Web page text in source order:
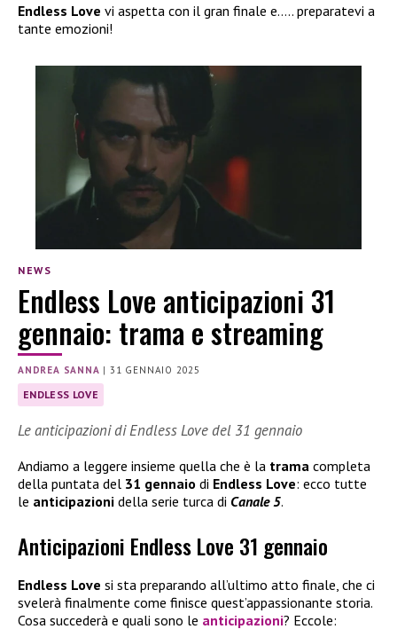
Endless Love vi aspetta con il gran finale e….. preparatevi a
tante emozioni!
NEWS
Endless Love anticipazioni 31
gennaio: trama e streaming
ANDREA SANNA |31 GENNAIO 2025
ENDLESS LOVE
Le anticipazioni di Endless Love del 31 gennaio
Andiamo a leggere insieme quella che è la trama completa
della puntata del 31 gennaio di Endless Love: ecco tutte
le anticipazioni della serie turca di Canale 5.
Anticipazioni Endless Love 31 gennaio
Endless Love si sta preparando all’ultimo atto finale, che ci
svelerà finalmente come finisce quest’appassionante storia.
Cosa succederà e quali sono le anticipazioni? Eccole: